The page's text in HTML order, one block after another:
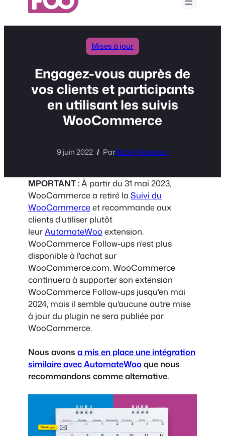
Mises à jour
Engagez-vous auprès de
vos clients et participants
en utilisant les suivis
WooCommerce
9 juin 2022 ParRobin Pietersen
MPORTANT :À partir du 31 mai 2023,
WooCommerce a retiré la Suivi du
WooCommerceet recommande aux
clients d'utiliser plutôt
leurAutomateWoo extension.
WooCommerce Follow-ups n'est plus
disponible à l'achat sur
WooCommerce.com. WooCommerce
continuera à supporter son extension
WooCommerce Follow-ups jusqu'en mai
2024, mais il semble qu'aucune autre mise
à jour du plugin ne sera publiée par
WooCommerce.
Nous avons a mis en place une intégration
similaire avec AutomateWooque nous
recommandons comme alternative.